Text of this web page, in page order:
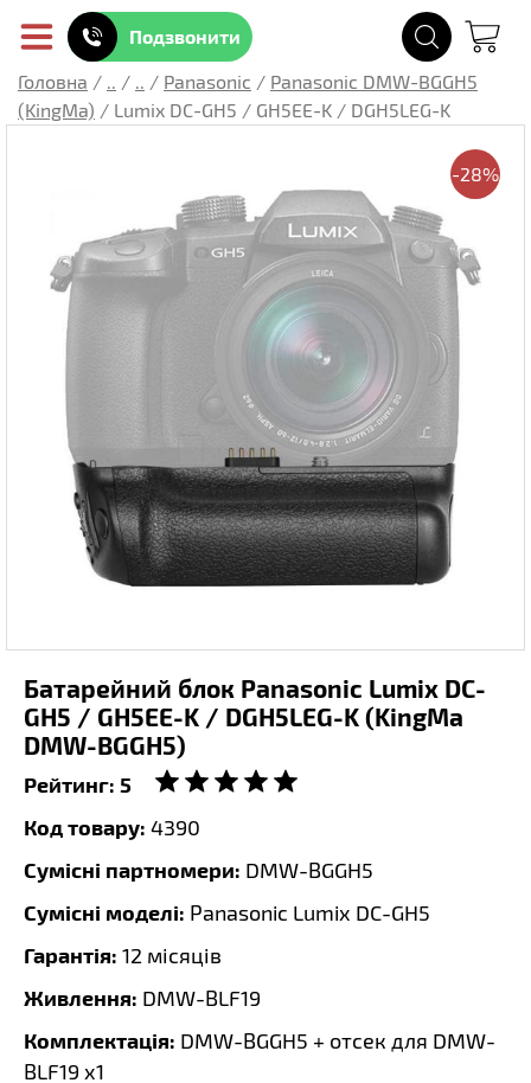
Подзвонити
Головна / .. / .. / Panasonic / Panasonic DMW-BGGH5
(KingMa) / Lumix DC-GH5 / GH5EE-K / DGH5LEG-K
-28%
Батарейний блок Panasonic Lumix DC-
GH5 / GH5EE-K / DGH5LEG-K (KingMa
DMW-BGGH5)
Рейтинг: 5
Код товару: 4390
Сумісні партномери: DMW-BGGH5
Сумісні моделі: Panasonic Lumix DC-GH5
Гарантія: 12 місяців
Живлення: DMW-BLF19
Комплектація: DMW-BGGH5 + отсек для DMW-
BLF19 x1